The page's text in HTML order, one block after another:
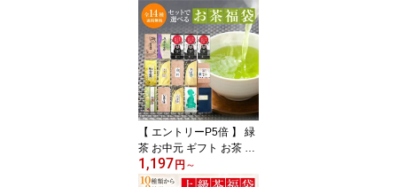
【 エントリーP5倍 】 緑
茶 お中元 ギフト お茶 10
0g×3袋他(最大400g) 選
べる お茶 福袋 2026 送料
1,197円 ～